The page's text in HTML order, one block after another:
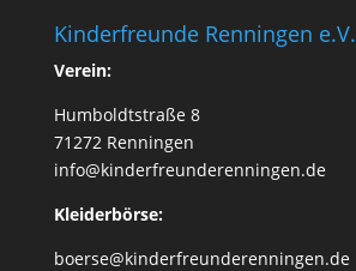
Kinderfreunde Renningen e.V.
Verein:
Humboldtstraße 8
71272 Renningen
info@kinderfreunderenningen.de
Kleiderbörse:
boerse@kinderfreunderenningen.de